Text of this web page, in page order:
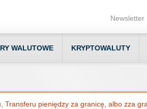
Newsletter
WALUTOWE KRYPTOWALUTY
Transferu pieniędzy za granicę, albo zza